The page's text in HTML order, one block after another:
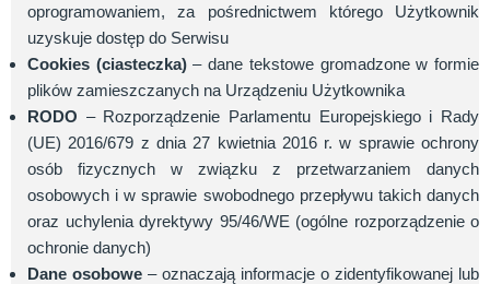
oprogramowaniem, za pośrednictwem którego Użytkownik
uzyskuje dostęp do Serwisu
Cookies (ciasteczka)– dane tekstowe gromadzone w formie
plików zamieszczanych na Urządzeniu Użytkownika
RODO – Rozporządzenie Parlamentu Europejskiego i Rady
(UE) 2016/679 z dnia 27 kwietnia 2016 r. w sprawie ochrony
osób fizycznych w związku z przetwarzaniem danych
osobowych i w sprawie swobodnego przepływu takich danych
oraz uchylenia dyrektywy 95/46/WE (ogólne rozporządzenie o
ochronie danych)
Dane osobowe – oznaczają informacje o zidentyfikowanej lub